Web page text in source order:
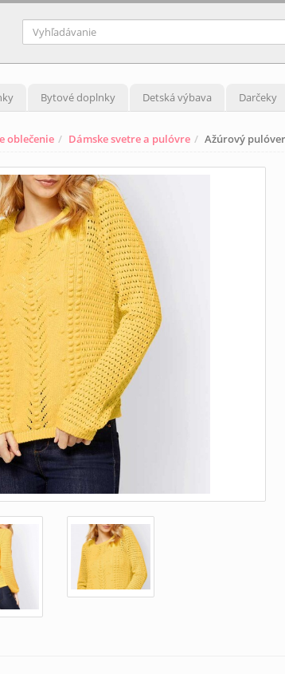
Bytové doplnky Detská výbava Darčeky
oblečenie Dámske svetre a pulóvre Ažúrový